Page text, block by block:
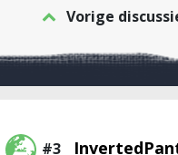
Vorige
#3